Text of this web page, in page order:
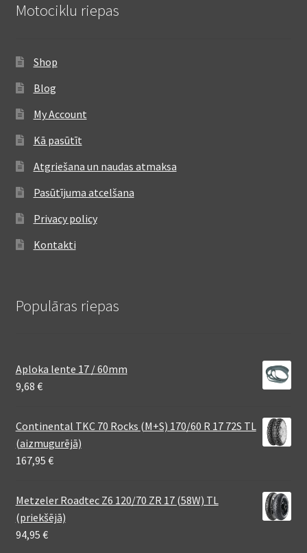
Motociklu riepas
Shop
Blog
My Account
Kā pasūtīt
Atgriešana un naudas atmaksa
Pasūtījuma atcelšana
Privacy policy
Kontakti
Populāras riepas
Aploka lente 17 / 60mm
9,68 €
Continental TKC 70 Rocks (M+S) 170/60 R 17 72S TL
(aizmugurējā)
167,95 €
Metzeler Roadtec Z6 120/70 ZR 17 (58W) TL
(priekšējā)
94,95 €